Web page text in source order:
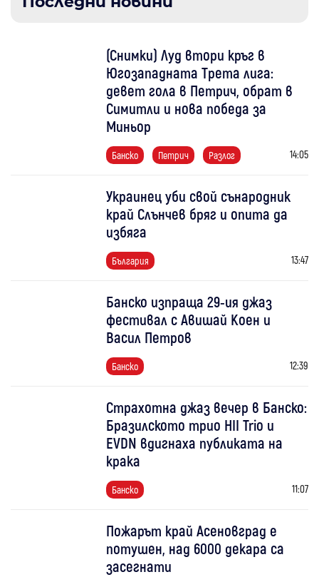
(Снимки) Луд втори кръг в
Югозападната Трета лига:
девет гола в Петрич, обрат в
Симитли и нова победа за
Миньор
Банско Петрич Разлог 14:05
Украинец уби свой сънародник
край Слънчев бряг и опита да
избяга
България 13:47
Банско изпраща 29-ия джаз
фестивал с Авишай Коен и
Васил Петров
Банско 12:39
Страхотна джаз вечер в Банско:
Бразилското трио HII Trio и
EVDN вдигнаха публиката на
крака
Банско 11:07
Пожарът край Асеновград е
потушен, над 6000 декара са
засегнати